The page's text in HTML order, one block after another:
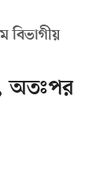
বিভাগীয়
অতঃপর